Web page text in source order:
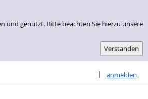
und genutzt. Bitte beachten Sie hierzu unsere
| anmelden
Sprache